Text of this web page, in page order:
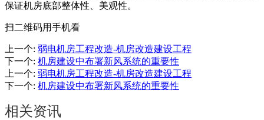
保证机房底部整体性、美观性。
扫二维码用手机看
上一个: 弱电机房工程改造-机房改造建设工程
下一个: 机房建设中布署新风系统的重要性
上一个: 弱电机房工程改造-机房改造建设工程
下一个: 机房建设中布署新风系统的重要性
相关资讯